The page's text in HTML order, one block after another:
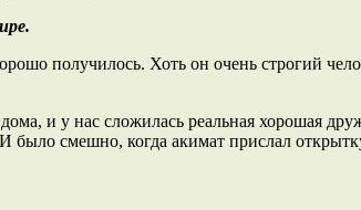
получилось. Хоть он очень строгий
и у нас сложилась реальная хорошая
было смешно, когда акимат прислал